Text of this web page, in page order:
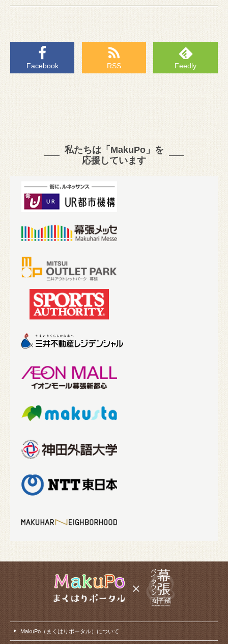
Facebook RSS Feedly
私たちは「MakuPo」を
応援しています
MakuPo（まくはりポータル）について